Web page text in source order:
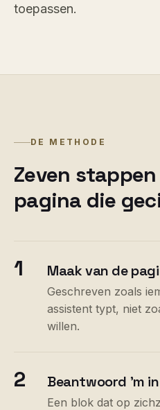
toepassen.
DE METHODE
Zeven
pagina die
1 Maak van de
Geschreven zoals
assistent typt, niet
willen.
2 Beantwoord ’m
Een blok dat op